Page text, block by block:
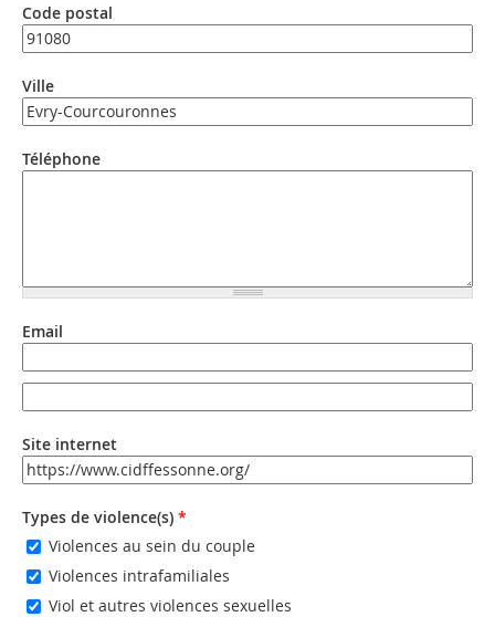
Code postal
Ville
Téléphone
Email
Site internet
URL
Types de violence(s) *
Violences au sein du couple
Violences intrafamiliales
Viol et autres violences sexuelles